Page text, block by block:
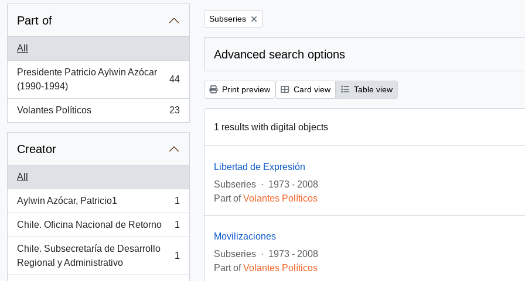
Part of
All
Presidente Patricio Aylwin Azócar
(1990-1994)
, 44 results
44
Volantes Políticos
, 23 results
23
Creator
All
Aylwin Azócar, Patricio1
, 1 results
1
Chile. Oficina Nacional de Retorno
, 1 results
1
Chile. Subsecretaría de Desarrollo
Regional y Administrativo
, 1 results
1
Remove filter:
Subseries
Advanced search options
Print preview Card view Table view
1 results with digital objects
Libertad de Expresión
Subseries · 1973 - 2008
Part ofVolantes Políticos
Movilizaciones
Subseries · 1973 - 2008
Part ofVolantes Políticos